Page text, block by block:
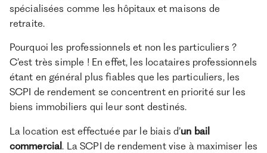
spécialisées comme les hôpitaux et maisons de
retraite.
Pourquoi les professionnels et non les particuliers ?
C’est très simple ! En effet, les locataires professionnels
étant en général plus fiables que les particuliers, les
SCPI de rendement se concentrent en priorité sur les
biens immobiliers qui leur sont destinés.
La location est effectuée par le biais d’un bail
commercial. La SCPI de rendement vise à maximiser les